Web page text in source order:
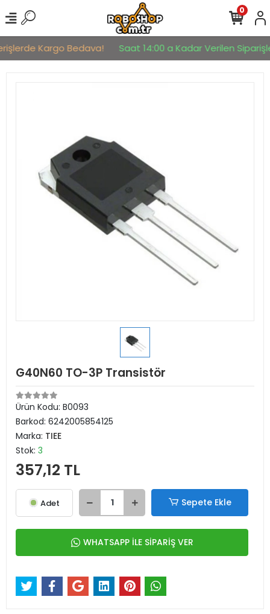
Kargo Bedava! Saat 14:00 a Kadar Verilen
0
G40N60 TO-3P Transistör
Ürün Kodu: B0093
Barkod: 6242005854125
Marka: TIEE
Stok: 3
357,12 TL
Adet Sepete Ekle
WHATSAPP İLE SİPARİŞ VER